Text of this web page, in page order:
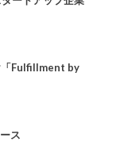
「Fulfillment by
ス